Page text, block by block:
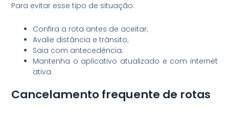
Para evitar esse tipo de situação:
Confira a rota antes de aceitar;
Avalie distância e trânsito;
Saia com antecedência;
Mantenha o aplicativo atualizado e com internet
ativa.
Cancelamento frequente de rotas